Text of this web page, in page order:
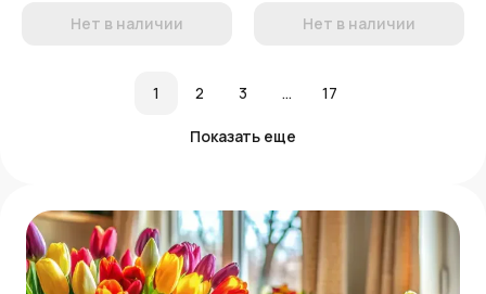
Нет в наличии Нет в наличии
1 2 3 ... 17
Показать еще